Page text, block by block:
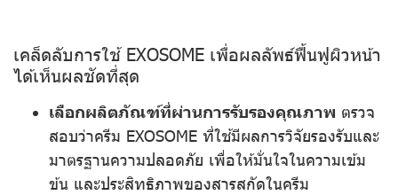
เคล็ดลับการใช้ EXOSOME เพื่อผลลัพธ์ฟื้นฟูผิวหน้า
ได้เห็นผลชัดที่สุด
เลือกผลิตภัณฑ์ที่ผ่านการรับรองคุณภาพ ตรวจ
สอบว่าครีม EXOSOME ที่ใช้มีผลการวิจัยรองรับและ
มาตรฐานความปลอดภัย เพื่อให้มั่นใจในความเข้ม
ข้น และประสิทธิภาพของสารสกัดในครีม